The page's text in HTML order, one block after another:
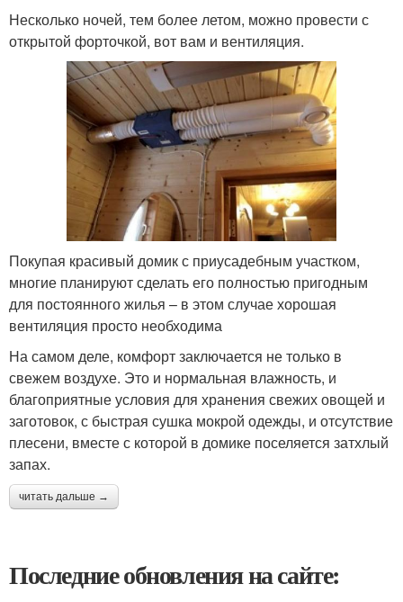
Несколько ночей, тем более летом, можно провести с
открытой форточкой, вот вам и вентиляция.
Покупая красивый домик с приусадебным участком,
многие планируют сделать его полностью пригодным
для постоянного жилья – в этом случае хорошая
вентиляция просто необходима
На самом деле, комфорт заключается не только в
свежем воздухе. Это и нормальная влажность, и
благоприятные условия для хранения свежих овощей и
заготовок, с быстрая сушка мокрой одежды, и отсутствие
плесени, вместе с которой в домике поселяется затхлый
запах.
читать дальше →
Последние обновления на сайте: